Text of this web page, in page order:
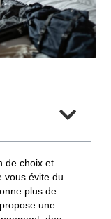
de choix et
vous évite du
plus de
une